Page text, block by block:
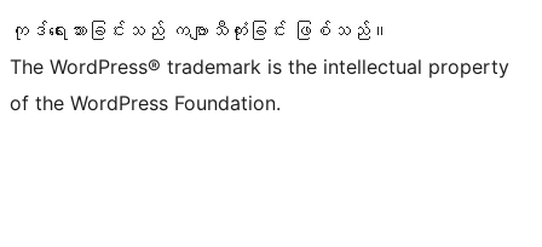
ကုဒ်ရေးသားခြင်းသည် ကဗျာသီကုံးခြင်း ဖြစ်သည်။
The WordPress® trademark is the intellectual property
of the WordPress Foundation.